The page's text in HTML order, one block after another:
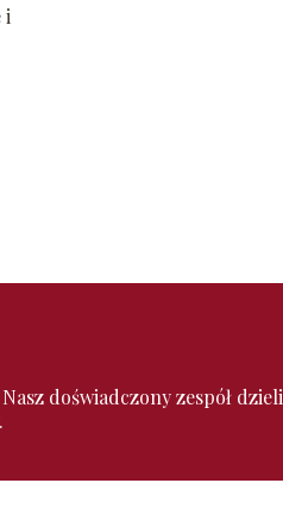
i
doświadczony zespół dzieli